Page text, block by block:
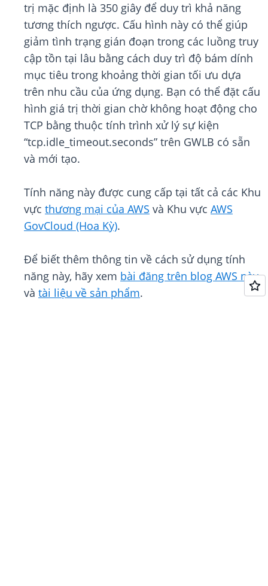
trị mặc định là 350 giây để duy trì khả năng
tương thích ngược. Cấu hình này có thể giúp
giảm tình trạng gián đoạn trong các luồng truy
cập tồn tại lâu bằng cách duy trì độ bám dính
mục tiêu trong khoảng thời gian tối ưu dựa
trên nhu cầu của ứng dụng. Bạn có thể đặt cấu
hình giá trị thời gian chờ không hoạt động cho
TCP bằng thuộc tính trình xử lý sự kiện
“tcp.idle_timeout.seconds” trên GWLB có sẵn
và mới tạo.
Tính năng này được cung cấp tại tất cả các Khu
vực thương mại của AWS và Khu vực AWS
GovCloud (Hoa Kỳ).
Để biết thêm thông tin về cách sử dụng tính
năng này, hãy xem bài đăng trên blog AWS này
và tài liệu về sản phẩm.